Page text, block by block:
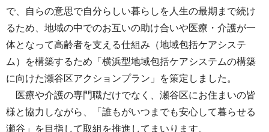
で、自らの意思で自分らしい暮らしを人生の最期まで続け
るため、地域の中でのお互いの助け合いや医療・介護が一
体となって高齢者を支える仕組み（地域包括ケアシステ
ム）を構築するため「横浜型地域包括ケアシステムの構築
に向けた瀬谷区アクションプラン」を策定しました。
医療や介護の専門職だけでなく、瀬谷区にお住まいの皆
様と協力しながら、「誰もがいつまでも安心して暮らせる
瀬谷」を目指して取組を推進してまいります。